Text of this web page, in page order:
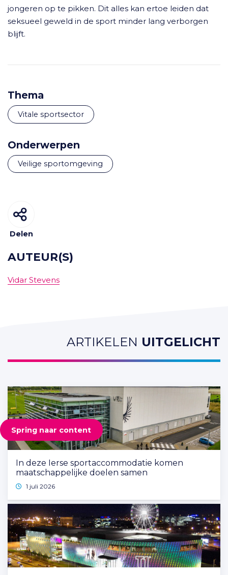
Spring naar content
jongeren op te pikken. Dit alles kan ertoe leiden dat
seksueel geweld in de sport minder lang verborgen
blijft.
Thema
Vitale sportsector
Onderwerpen
veilige sportomgeving
Delen
AUTEUR(S)
Vidar Stevens
ARTIKELEN UITGELICHT
In deze Ierse sportaccommodatie komen
maatschappelijke doelen samen
1 juli 2026